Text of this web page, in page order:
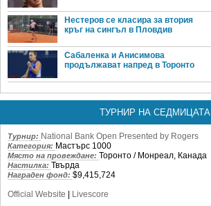
Нестеров се класира за втория
кръг на сингъл в Пловдив
Сабаленка и Анисимова
продължават напред в Торонто
ТУРНИР НА СЕДМИЦАТА
Турнир: National Bank Open Presented by Rogers
Категория: Мастърс 1000
Място на провеждане: Торонто / Монреал, Канада
Настилка: Твърда
Награден фонд: $9,415,724
Official Website
Livescore